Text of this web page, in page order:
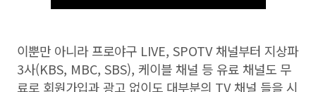
이뿐만 아니라 프로야구 LIVE, SPOTV 채널부터 지상파
3사(KBS, MBC, SBS), 케이블 채널 등 유료 채널도 무
료로 회원가입과 광고 없이도 대부분의 TV 채널 들을 시